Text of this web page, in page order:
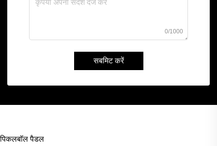
0/1000
सबमिट करें
पिकलबॉल पैडल